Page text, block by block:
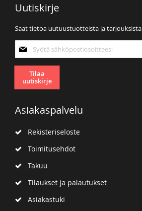
Uutiskirje
Saat tietoa uutuustuotteista ja
uutiskirjeemme:
Tilaa
uutiskirje
Asiakaspalvelu
Rekisteriseloste
Toimitusehdot
Takuu
Tilaukset ja palautukset
Asiakastuki